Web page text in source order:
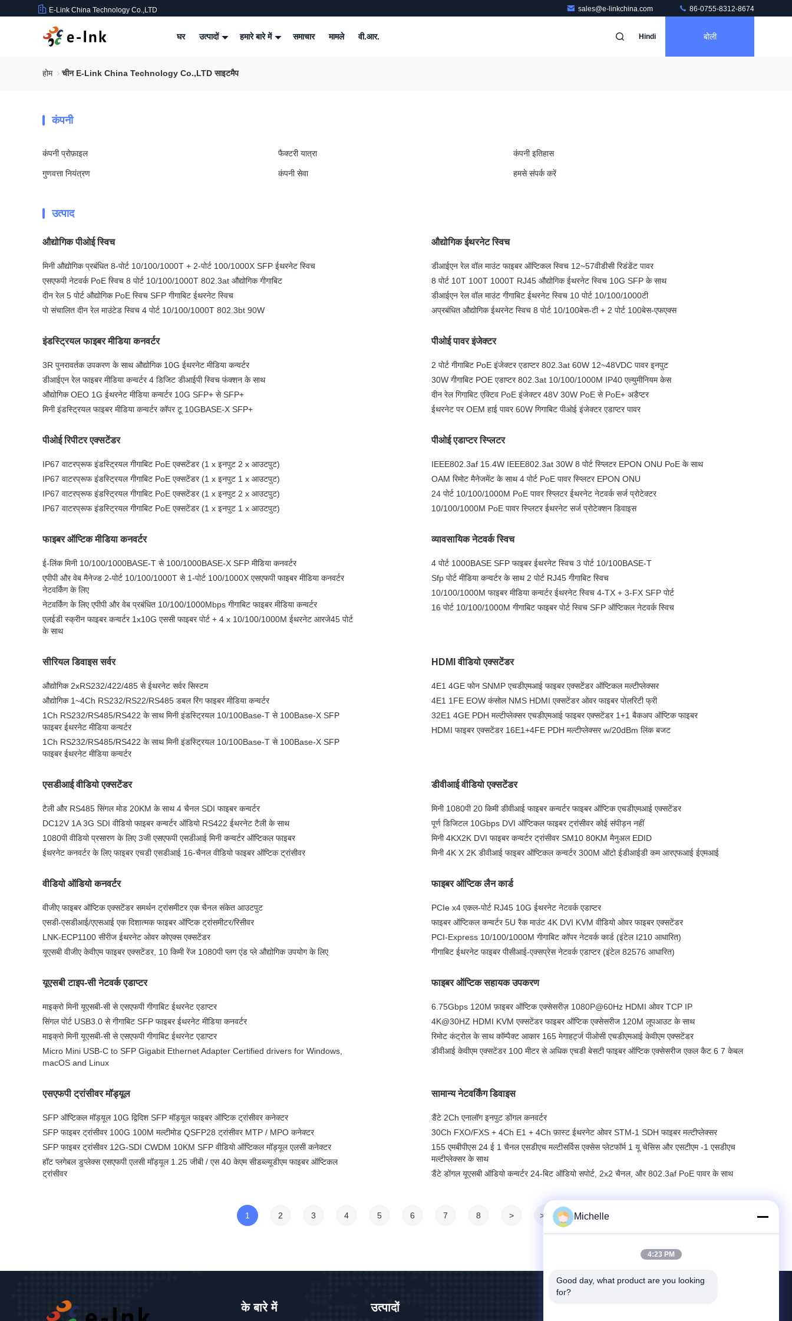
E-Link China Technology Co.,LTD sales@e-linkchina.com 86-0755-8312-8674
घर उत्पादों हमारे बारे में समाचार मामले वी.आर. Hindi बोली
होम चीन E-Link China Technology Co.,LTD साइटमैप
कंपनी
कंपनी प्रोफ़ाइल फैक्टरी यात्रा कंपनी इतिहास
गुणवत्ता नियंत्रण कंपनी सेवा हमसे संपर्क करें
उत्पाद
औद्योगिक पीओई स्विच
मिनी औद्योगिक प्रबंधित 8-पोर्ट 10/100/1000T + 2-पोर्ट 100/1000X SFP ईथरनेट स्विच
एसएफपी नेटवर्क PoE स्विच 8 पोर्ट 10/100/1000T 802.3at औद्योगिक गीगाबिट
दीन रेल 5 पोर्ट औद्योगिक PoE स्विच SFP गीगाबिट ईथरनेट स्विच
पो संचालित दीन रेल माउंटेड स्विच 4 पोर्ट 10/100/1000T 802.3bt 90W
औद्योगिक ईथरनेट स्विच
डीआईएन रेल वॉल माउंट फाइबर ऑप्टिकल स्विच 12~57वीडीसी रिडंडेंट पावर
8 पोर्ट 10T 100T 1000T RJ45 औद्योगिक ईथरनेट स्विच 10G SFP के साथ
डीआईएन रेल वॉल माउंट गीगाबिट ईथरनेट स्विच 10 पोर्ट 10/100/1000टी
अप्रबंधित औद्योगिक ईथरनेट स्विच 8 पोर्ट 10/100बेस-टी + 2 पोर्ट 100बेस-एफएक्स
इंडस्ट्रियल फाइबर मीडिया कनवर्टर
3R पुनरावर्तक उपकरण के साथ औद्योगिक 10G ईथरनेट मीडिया कन्वर्टर
डीआईएन रेल फाइबर मीडिया कन्वर्टर 4 डिजिट डीआईपी स्विच फंक्शन के साथ
औद्योगिक OEO 1G ईथरनेट मीडिया कन्वर्टर 10G SFP+ से SFP+
मिनी इंडस्ट्रियल फाइबर मीडिया कन्वर्टर कॉपर टू 10GBASE-X SFP+
पीओई पावर इंजेक्टर
2 पोर्ट गीगाबिट PoE इंजेक्टर एडाप्टर 802.3at 60W 12~48VDC पावर इनपुट
30W गीगाबिट POE एडाप्टर 802.3at 10/100/1000M IP40 एल्युमीनियम केस
दीन रेल गिगाबिट एक्टिव PoE इंजेक्टर 48V 30W PoE से PoE+ अडैप्टर
ईथरनेट पर OEM हाई पावर 60W गिगाबिट पीओई इंजेक्टर एडाप्टर पावर
पीओई रिपीटर एक्सटेंडर
IP67 वाटरप्रूफ इंडस्ट्रियल गीगाबिट PoE एक्सटेंडर (1 x इनपुट 2 x आउटपुट)
IP67 वाटरप्रूफ इंडस्ट्रियल गीगाबिट PoE एक्सटेंडर (1 x इनपुट 1 x आउटपुट)
IP67 वाटरप्रूफ इंडस्ट्रियल गीगाबिट PoE एक्सटेंडर (1 x इनपुट 2 x आउटपुट)
IP67 वाटरप्रूफ इंडस्ट्रियल गीगाबिट PoE एक्सटेंडर (1 x इनपुट 1 x आउटपुट)
पीओई एडाप्टर स्प्लिटर
IEEE802.3af 15.4W IEEE802.3at 30W 8 पोर्ट स्प्लिटर EPON ONU PoE के साथ
OAM रिमोट मैनेजमेंट के साथ 4 पोर्ट PoE पावर स्प्लिटर EPON ONU
24 पोर्ट 10/100/1000M PoE पावर स्प्लिटर ईथरनेट नेटवर्क सर्ज प्रोटेक्टर
10/100/1000M PoE पावर स्प्लिटर ईथरनेट सर्ज प्रोटेक्शन डिवाइस
फाइबर ऑप्टिक मीडिया कनवर्टर
ई-लिंक मिनी 10/100/1000BASE-T से 100/1000BASE-X SFP मीडिया कनवर्टर
एपीपी और वेब मैनेज्ड 2-पोर्ट 10/100/1000T से 1-पोर्ट 100/1000X एसएफपी फाइबर मीडिया कनवर्टर
नेटवर्किंग के लिए
नेटवर्किंग के लिए एपीपी और वेब प्रबंधित 10/100/1000Mbps गीगाबिट फाइबर मीडिया कन्वर्टर
एलईडी स्क्रीन फाइबर कन्वर्टर 1x10G एससी फाइबर पोर्ट + 4 x 10/100/1000M ईथरनेट आरजे45 पोर्ट
के साथ
व्यावसायिक नेटवर्क स्विच
4 पोर्ट 1000BASE SFP फाइबर ईथरनेट स्विच 3 पोर्ट 10/100BASE-T
Sfp पोर्ट मीडिया कन्वर्टर के साथ 2 पोर्ट RJ45 गीगाबिट स्विच
10/100/1000M फाइबर मीडिया कन्वर्टर ईथरनेट स्विच 4-TX + 3-FX SFP पोर्ट
16 पोर्ट 10/100/1000M गीगाबिट फाइबर पोर्ट स्विच SFP ऑप्टिकल नेटवर्क स्विच
सीरियल डिवाइस सर्वर
औद्योगिक 2xRS232/422/485 से ईथरनेट सर्वर सिस्टम
औद्योगिक 1~4Ch RS232/RS22/RS485 डबल रिंग फाइबर मीडिया कन्वर्टर
1Ch RS232/RS485/RS422 के साथ मिनी इंडस्ट्रियल 10/100Base-T से 100Base-X SFP
फाइबर ईथरनेट मीडिया कन्वर्टर
1Ch RS232/RS485/RS422 के साथ मिनी इंडस्ट्रियल 10/100Base-T से 100Base-X SFP
फाइबर ईथरनेट मीडिया कन्वर्टर
HDMI वीडियो एक्सटेंडर
4E1 4GE फोन SNMP एचडीएमआई फाइबर एक्सटेंडर ऑप्टिकल मल्टीप्लेक्सर
4E1 1FE EOW कंसोल NMS HDMI एक्सटेंडर ओवर फाइबर पोलरिटी फ्री
32E1 4GE PDH मल्टीप्लेक्सर एचडीएमआई फाइबर एक्सटेंडर 1+1 बैकअप ऑप्टिक फाइबर
HDMI फाइबर एक्सटेंडर 16E1+4FE PDH मल्टीप्लेक्सर w/20dBm लिंक बजट
एसडीआई वीडियो एक्सटेंडर
टैली और RS485 सिंगल मोड 20KM के साथ 4 चैनल SDI फाइबर कन्वर्टर
DC12V 1A 3G SDI वीडियो फाइबर कन्वर्टर ऑडियो RS422 ईथरनेट टैली के साथ
1080पी वीडियो प्रसारण के लिए 3जी ​​एसएफपी एसडीआई मिनी कन्वर्टर ऑप्टिकल फाइबर
ईथरनेट कनवर्टर के लिए फाइबर एचडी एसडीआई 16-चैनल वीडियो फाइबर ऑप्टिक ट्रांसीवर
डीवीआई वीडियो एक्सटेंडर
मिनी 1080पी 20 किमी डीवीआई फाइबर कन्वर्टर फाइबर ऑप्टिक एचडीएमआई एक्सटेंडर
पूर्ण डिजिटल 10Gbps DVI ऑप्टिकल फाइबर ट्रांसीवर कोई संपीड़न नहीं
मिनी 4KX2K DVI फाइबर कन्वर्टर ट्रांसीवर SM10 80KM मैनुअल EDID
मिनी 4K X 2K डीवीआई फाइबर ऑप्टिकल कन्वर्टर 300M ऑटो ईडीआईडी कम आरएफआई ईएमआई
वीडियो ऑडियो कनवर्टर
वीजीए फाइबर ऑप्टिक एक्सटेंडर समर्थन ट्रांसमीटर एक चैनल संकेत आउटपुट
एसडी-एसडीआई/एएसआई एक दिशात्मक फाइबर ऑप्टिक ट्रांसमीटर/रिसीवर
LNK-ECP1100 सीरीज ईथरनेट ओवर कोएक्स एक्सटेंडर
यूएसबी वीजीए केवीएम फाइबर एक्सटेंडर, 10 किमी रेंज 1080पी प्लग एंड प्ले औद्योगिक उपयोग के लिए
फाइबर ऑप्टिक लैन कार्ड
PCIe x4 एकल-पोर्ट RJ45 10G ईथरनेट नेटवर्क एडाप्टर
फाइबर ऑप्टिकल कन्वर्टर 5U रैक माउंट 4K DVI KVM वीडियो ओवर फाइबर एक्सटेंडर
PCI-Express 10/100/1000M गीगाबिट कॉपर नेटवर्क कार्ड (इंटेल I210 आधारित)
गीगाबिट ईथरनेट फाइबर पीसीआई-एक्सप्रेस नेटवर्क एडाप्टर (इंटेल 82576 आधारित)
यूएसबी टाइप-सी नेटवर्क एडाप्टर
माइक्रो मिनी यूएसबी-सी से एसएफपी गीगाबिट ईथरनेट एडाप्टर
सिंगल पोर्ट USB3.0 से गीगाबिट SFP फाइबर ईथरनेट मीडिया कनवर्टर
माइक्रो मिनी यूएसबी-सी से एसएफपी गीगाबिट ईथरनेट एडाप्टर
Micro Mini USB-C to SFP Gigabit Ethernet Adapter Certified drivers for Windows,
macOS and Linux
फाइबर ऑप्टिक सहायक उपकरण
6.75Gbps 120M फ़ाइबर ऑप्टिक एक्सेसरीज़ 1080P@60Hz HDMI ओवर TCP IP
4K@30HZ HDMI KVM एक्सटेंडर फाइबर ऑप्टिक एक्सेसरीज 120M लूपआउट के साथ
रिमोट कंट्रोल के साथ कॉम्पैक्ट आकार 165 मेगाहर्ट्ज पीओसी एचडीएमआई केवीएम एक्सटेंडर
डीवीआई केवीएम एक्सटेंडर 100 मीटर से अधिक एचडी बेसटी फाइबर ऑप्टिक एक्सेसरीज एकल कैट 6 7 केबल
एसएफपी ट्रांसीवर मॉड्यूल
SFP ऑप्टिकल मॉड्यूल 10G द्विदिश SFP मॉड्यूल फाइबर ऑप्टिक ट्रांसीवर कनेक्टर
SFP फाइबर ट्रांसीवर 100G 100M मल्टीमोड QSFP28 ट्रांसीवर MTP / MPO कनेक्टर
SFP फाइबर ट्रांसीवर 12G-SDI CWDM 10KM SFP वीडियो ऑप्टिकल मॉड्यूल एलसी कनेक्टर
हॉट प्लगेबल डुप्लेक्स एसएफपी एलसी मॉड्यूल 1.25 जीबी / एस 40 केएम सीडब्ल्यूडीएम फाइबर ऑप्टिकल
ट्रांसीवर
सामान्य नेटवर्किंग डिवाइस
डैंटे 2Ch एनालॉग इनपुट डोंगल कनवर्टर
30Ch FXO/FXS + 4Ch E1 + 4Ch फ़ास्ट ईथरनेट ओवर STM-1 SDH फाइबर मल्टीप्लेक्सर
155 एमबीपीएस 24 ई 1 चैनल एसडीएच मल्टीसर्विस एक्सेस प्लेटफॉर्म 1 यू चेसिस और एसटीएम -1 एसडीएच
मल्टीप्लेक्सर के साथ
डैंटे डोंगल यूएसबी ऑडियो कन्वर्टर 24-बिट ऑडियो सपोर्ट, 2x2 चैनल, और 802.3af PoE पावर के साथ
1 2 3 4 5 6 7 8 > >>
के बारे में उत्पादों
Michelle
4:23 PM
Good day, what product are you looking
for?